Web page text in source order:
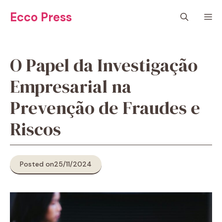
paraEcco Press
O Papel da Investigação
Empresarial na
Prevenção de Fraudes e
Riscos
Posted on25/11/2024